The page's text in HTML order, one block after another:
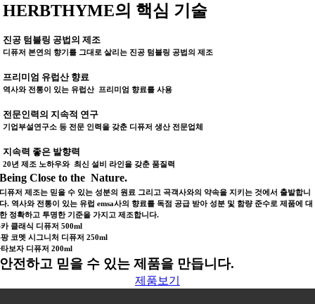
HERBTHYME의 핵심 기술
진공 텀블링 공법의 제조
디퓨저 본연의 향기를 그대로 살리는 진공 텀블링 공법의 제조
프리미엄 유럽산 향료
역사와 전통이 있는 유럽산 프리미엄 향료를 사용
전문인력의 지속적 연구
기업부설연구소 등 전문 인력을 갖춘 디퓨저 생산 전문업체
지속력 좋은 발향력
20년 제조 노하우와 최신 설비 라인을 갖춘 품질력
Being Close to the Nature.
디퓨저 제조는 믿을 수 있는 성분의 원료 그리고 곡객사와의 약속을 지키는 것에서 출발합니
다. 역사와 전통이 있는 유럽 emsa사의 향료를 독점 공급 받아 성분 및 함량 준수로 제품에 대
한 정확하고 투명한 기준을 가지고 제조합니다.
클래식 디퓨저 500ml
코멧 시그니처 디퓨저 250ml
보자 디퓨저 200ml
안전하고 믿을 수 있는 제품을 만듭니다.
제품보기